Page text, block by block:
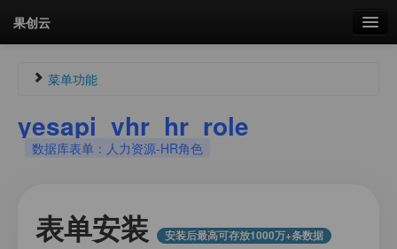
果创云
云存储
菜单功能
Guest174714947
统计更新于 03:31:18
yesapi_vhr_hr_role
数据库表单：人力资源-HR角色
表单安装 安装后最高可存放1000万+条数据